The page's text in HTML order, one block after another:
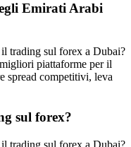
Emirati Arabi
trading sul forex a Dubai?
piattaforme per il
spread competitivi, leva
sul forex?
trading sul forex a Dubai?